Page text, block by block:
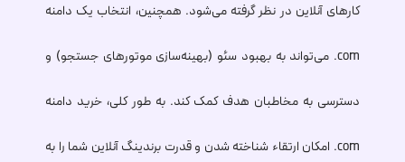
کارهای آنلاین در نظر گرفته می‌شود. همچنین، انتخاب یک دامنه
.com می‌تواند به بهبود سئو (بهینه‌سازی موتورهای جستجو) و
دسترسی به مخاطبان هدف کمک کند. به طور کلی، خرید دامنه
.com امکان ارتقاء شناخته شدن و قدرت برندینگ آنلاین شما را به